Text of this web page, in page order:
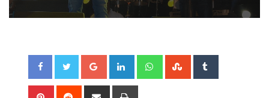
Google+ LinkedIn WhatsappStumbleUpon
Pinterest Reddit
Share